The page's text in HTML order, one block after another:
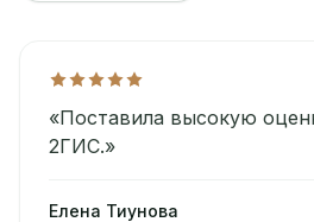
«Поставила высокую
2ГИС.»
Елена Тиунова